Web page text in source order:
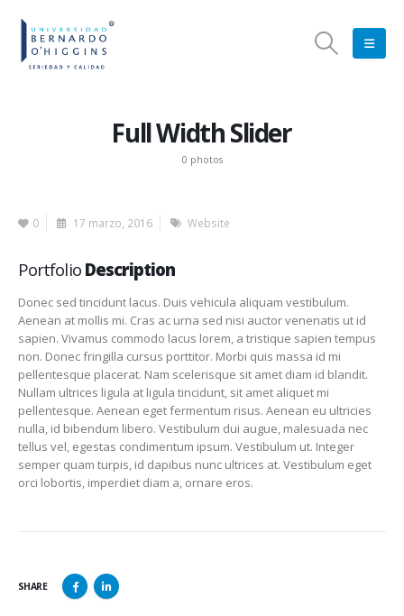
Full Width Slider
0 photos
0 17 marzo, 2016 Website
Portfolio Description
Donec sed tincidunt lacus. Duis vehicula aliquam vestibulum.
Aenean at mollis mi. Cras ac urna sed nisi auctor venenatis ut id
sapien. Vivamus commodo lacus lorem, a tristique sapien tempus
non. Donec fringilla cursus porttitor. Morbi quis massa id mi
pellentesque placerat. Nam scelerisque sit amet diam id blandit.
Nullam ultrices ligula at ligula tincidunt, sit amet aliquet mi
pellentesque. Aenean eget fermentum risus. Aenean eu ultricies
nulla, id bibendum libero. Vestibulum dui augue, malesuada nec
tellus vel, egestas condimentum ipsum. Vestibulum ut. Integer
semper quam turpis, id dapibus nunc ultrices at. Vestibulum eget
orci lobortis, imperdiet diam a, ornare eros.
SHARE